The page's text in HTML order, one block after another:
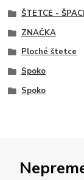
ŠTETCE -
ZNAČKA
Ploché štetce
Spoko
Spoko